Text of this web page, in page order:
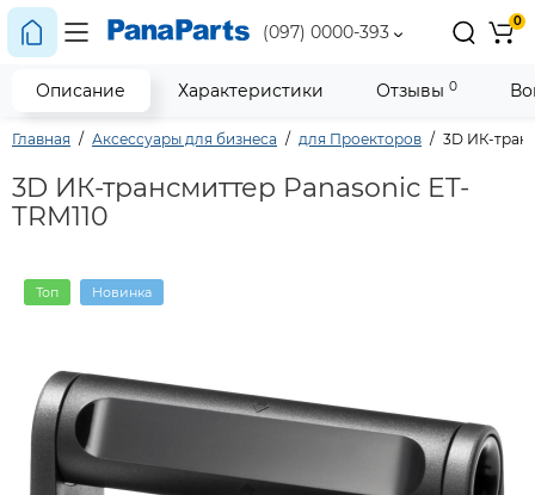
(097) 0000-393
0
Главная Аксессуары для бизнеса для Проекторов 3D ИК-
3D ИК-трансмиттер Panasonic ET-
TRM110
Топ Новинка
Описание Характеристики Отзывы 0